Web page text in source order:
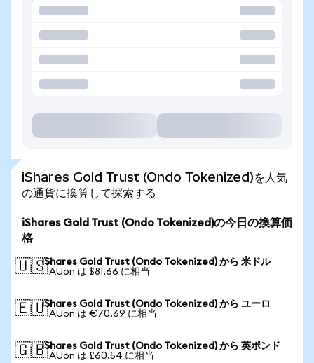
iShares Gold Trust (Ondo Tokenized)を人気
の通貨に換算して探索する
iShares Gold Trust (Ondo Tokenized)の今日の換算価
格
🇺🇸iShares Gold Trust (Ondo Tokenized) から 米ドル
1 IAUon は $81.66 に相当
🇪🇺iShares Gold Trust (Ondo Tokenized) から ユーロ
1 IAUon は €70.69 に相当
🇬🇧iShares Gold Trust (Ondo Tokenized) から 英ポンド
1 IAUon は £60.54 に相当